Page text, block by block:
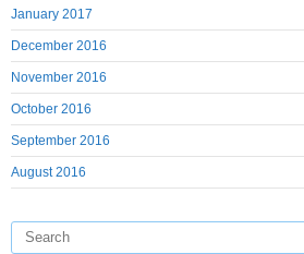
January 2017
December 2016
November 2016
October 2016
September 2016
August 2016